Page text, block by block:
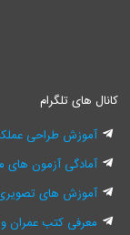
کانال های تلگرام
آموزش طراحی
آمادگی آزمون های
آموزش های تصویری 808 در
معرفی کتب عمران و